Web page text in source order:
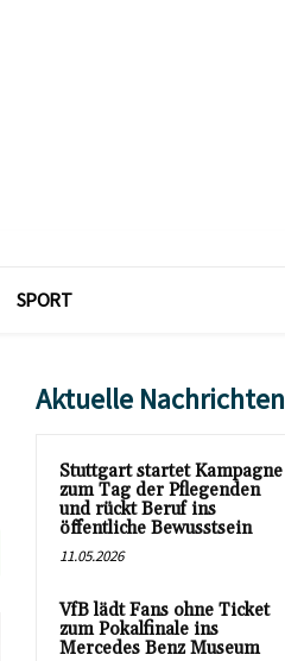
SPORT
Aktuelle Nachrichten
Stuttgart startet Kampagne
zum Tag der Pflegenden
und rückt Beruf ins
öffentliche Bewusstsein
11.05.2026
VfB lädt Fans ohne Ticket
zum Pokalfinale ins
Mercedes Benz Museum